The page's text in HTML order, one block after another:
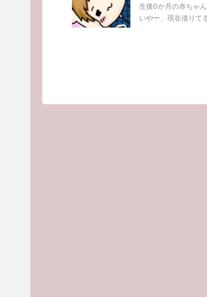
生後0か月の赤ちゃ
いやー、現在借りて